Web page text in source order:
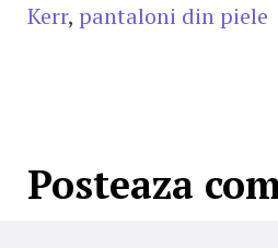
Kerr, pantaloni din piele
Posteaza